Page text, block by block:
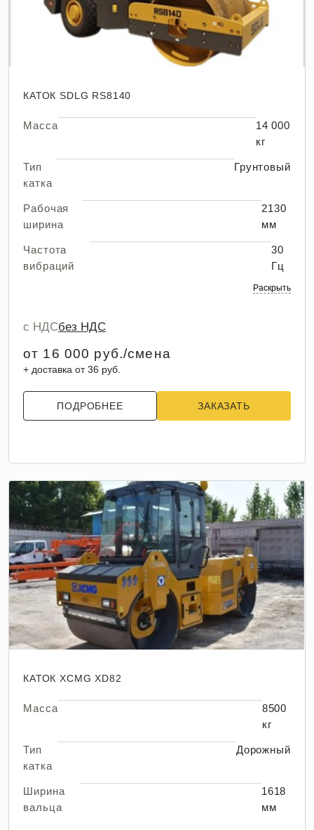
КАТОК SDLG RS8140
Масса
14 000
кг
Тип
катка
Грунтовый
Рабочая
ширина
2130
мм
Частота
вибраций
30
Гц
Раскрыть
с НДСбез НДС
от 16 000 руб./смена
+ доставка от 36 руб.
ПОДРОБНЕЕ ЗАКАЗАТЬ
КАТОК XCMG XD82
Масса
8500
кг
Тип
катка
Дорожный
Ширина
вальца
1618
мм